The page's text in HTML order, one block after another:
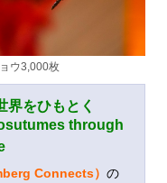
ウ3,000枚
界をひもとく
through
Connects） の